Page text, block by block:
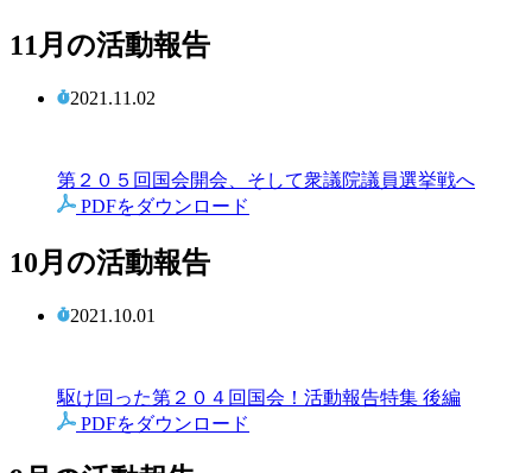
11月の活動報告
2021.11.02
第２０５回国会開会、そして衆議院議員選挙戦へ
PDFをダウンロード
10月の活動報告
2021.10.01
駆け回った第２０４回国会！活動報告特集 後編
PDFをダウンロード